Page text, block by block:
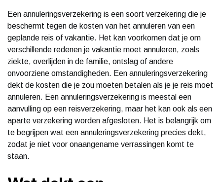
Een annuleringsverzekering is een soort verzekering die je
beschermt tegen de kosten van het annuleren van een
geplande reis of vakantie. Het kan voorkomen dat je om
verschillende redenen je vakantie moet annuleren, zoals
ziekte, overlijden in de familie, ontslag of andere
onvoorziene omstandigheden. Een annuleringsverzekering
dekt de kosten die je zou moeten betalen als je je reis moet
annuleren. Een annuleringsverzekering is meestal een
aanvulling op een reisverzekering, maar het kan ook als een
aparte verzekering worden afgesloten. Het is belangrijk om
te begrijpen wat een annuleringsverzekering precies dekt,
zodat je niet voor onaangename verrassingen komt te
staan.